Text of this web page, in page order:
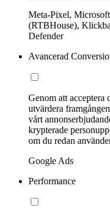
Meta-Pixel,
(RTBHouse),
Defender
Avancerad
Genom att acceptera
utvärdera
vårt
krypterade
om du redan
Google Ads
Performance